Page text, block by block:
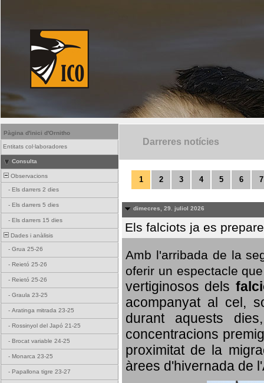
Pàgina d'inici d'Ornitho
Entitats col·laboradores
Consulta
Observacions
- Els darrers 2 dies
- Els darrers 5 dies
- Els darrers 15 dies
Dades i anàlisis
- Grua 25-26
- Reietó 25-26
- Reietó 25-26
- Graula 23-25
- Aratinga mitrada 23-25
- Rossinyol del Japó 21-25
- Brocat variable 24-25
- Monarca 23-25
- Papallona tigre 23-27
Darreres notícies
1 2 3 4 5 6 7
dimecres, 29. juliol 2026
Els falciots ja es
Amb l'arribada de la
oferir un espectacle
vertiginosos dels
acompanyat al cel,
durant aquests
concentracions
proximitat de la
àrees d'hivernada de